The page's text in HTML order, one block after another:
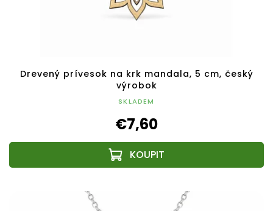
Drevený prívesok na krk mandala, 5 cm, český
výrobok
SKLADEM
€7,60